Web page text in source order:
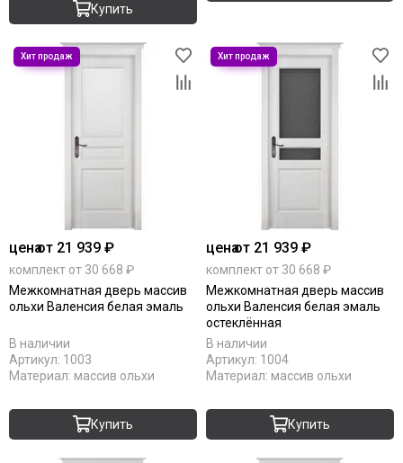
Купить
ценаот 21 939 ₽
комплект от 30 668 ₽
Межкомнатная дверь массив
ольхи Валенсия белая эмаль
В наличии
Артикул: 1003
Материал: массив ольхи
Купить
ценаот 21 939 ₽
комплект от 30 668 ₽
Межкомнатная дверь массив
ольхи Валенсия белая эмаль
остеклённая
В наличии
Артикул: 1004
Материал: массив ольхи
Купить